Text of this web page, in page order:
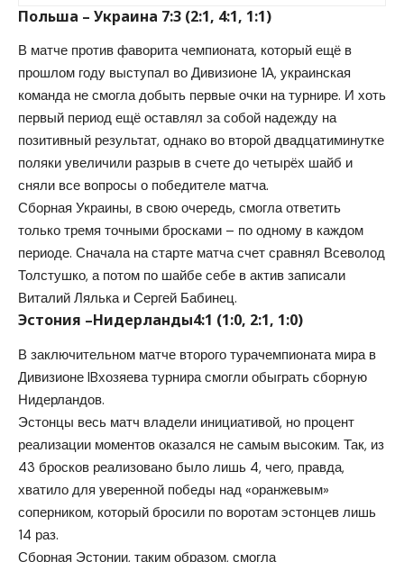
Польша – Украина 7:3 (2:1, 4:1, 1:1)
В матче против фаворита чемпионата, который ещё в
прошлом году выступал во Дивизионе 1А, украинская
команда не смогла добыть первые очки на турнире. И хоть
первый период ещё оставлял за собой надежду на
позитивный результат, однако во второй двадцатиминутке
поляки увеличили разрыв в счете до четырёх шайб и
сняли все вопросы о победителе матча.
Сборная Украины, в свою очередь, смогла ответить
только тремя точными бросками – по одному в каждом
периоде. Сначала на старте матча счет сравнял Всеволод
Толстушко, а потом по шайбе себе в актив записали
Виталий Лялька и Сергей Бабинец.
Эстония –Нидерланды4:1 (1:0, 2:1, 1:0)
В заключительном матче второго турачемпионата мира в
Дивизионе IBхозяева турнира смогли обыграть сборную
Нидерландов.
Эстонцы весь матч владели инициативой, но процент
реализации моментов оказался не самым высоким. Так, из
43 бросков реализовано было лишь 4, чего, правда,
хватило для уверенной победы над «оранжевым»
соперником, который бросили по воротам эстонцев лишь
14 раз.
Сборная Эстонии, таким образом, смогла